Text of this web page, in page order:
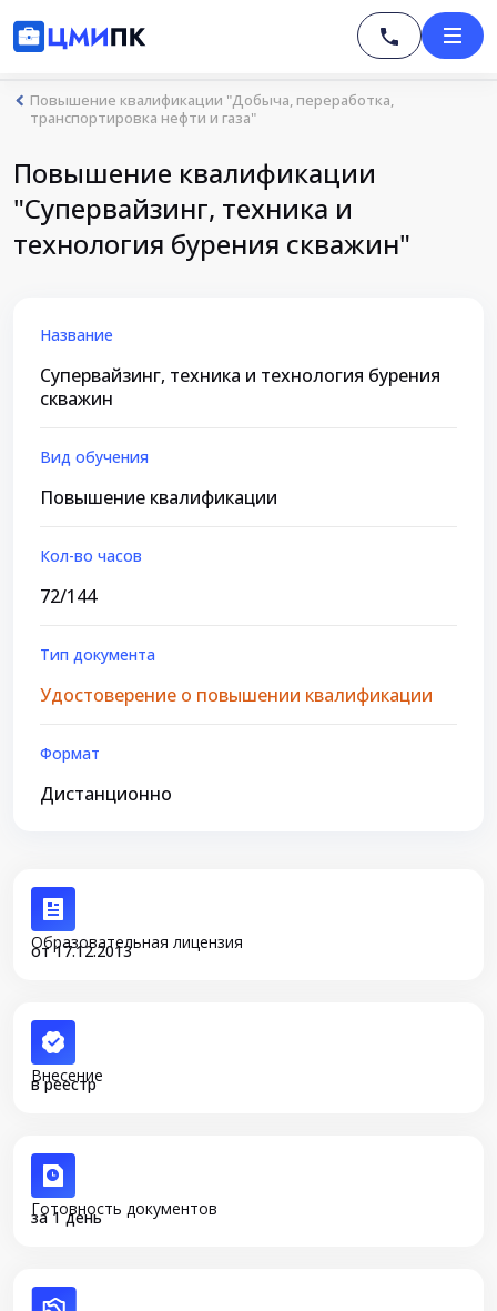
Повышение квалификации "Добыча, переработка,
транспортировка нефти и газа"
Повышение квалификации
"Супервайзинг, техника и
технология бурения скважин"
Название
Супервайзинг, техника и технология бурения
скважин
Вид обучения
Повышение квалификации
Кол-во часов
72/144
Тип документа
Удостоверение о повышении квалификации
Формат
Дистанционно
Образовательная лицензия
от 17.12.2013
Внесение
в реестр
Готовность документов
за 1 день